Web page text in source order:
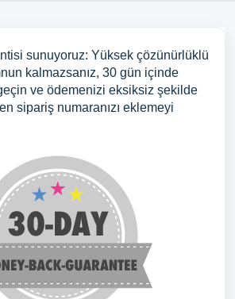
sunuyoruz: Yüksek çözünürlüklü
kalmazsanız, 30 gün içinde
ve ödemenizi eksiksiz şekilde
sipariş numaranızı eklemeyi